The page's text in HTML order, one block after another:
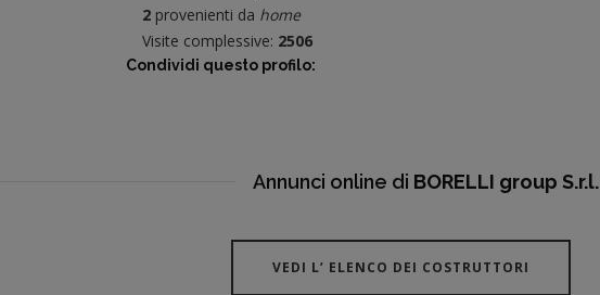
2provenienti da home
Visite complessive: 2506
Condividi questo profilo:
Annunci online di BORELLI group S.r.l.
VEDI L’ ELENCO DEI COSTRUTTORI